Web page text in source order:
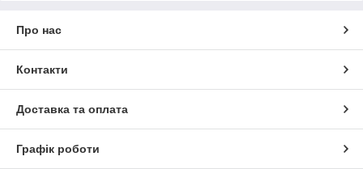
Про нас
Контакти
Доставка та оплата
Графік роботи